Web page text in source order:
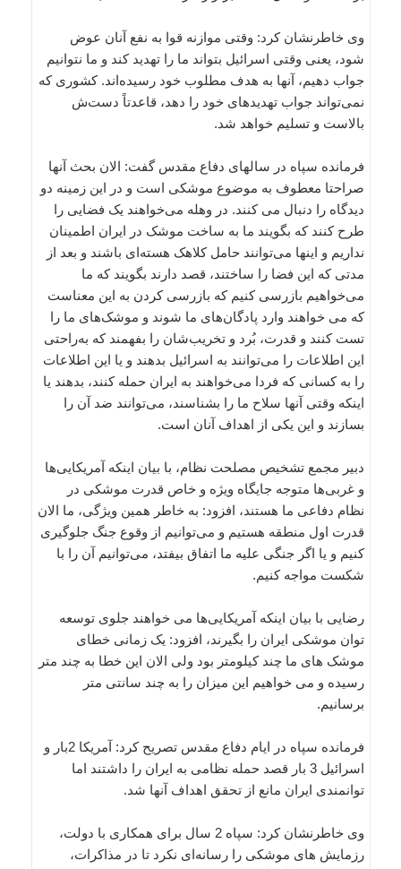
وی خاطرنشان کرد: وقتی موازنه قوا به نفع آنان عوض
شود، یعنی وقتی اسرائیل بتواند ما را تهدید کند و ما نتوانیم
جواب دهیم، آنها به هدف مطلوب خود رسیده‌اند. کشوری که
نمی‌تواند جواب تهدیدهای خود را دهد، قاعدتاً دست‌ش
بالاست و تسلیم خواهد شد.
فرمانده سپاه در سالهای دفاع مقدس گفت: الان بحث آنها
صراحتا معطوف به موضوع موشکی است و در این زمینه دو
دیدگاه را دنبال می کنند. در وهله می‌خواهند یک فضایی را
طرح کنند که بگویند ما به ساخت موشک در ایران اطمینان
نداریم و اینها می‌توانند حامل کلاهک هسته‌ای باشند و بعد از
مدتی که این فضا را ساختند، قصد دارند بگویند که ما
می‌خواهیم بازرسی کنیم که بازرسی کردن به این معناست
که می خواهند وارد پادگان‌های ما شوند و موشک‌های ما را
تست کنند و قدرت، بُرد و تخریب‌شان را بفهمند که به‌راحتی
این اطلاعات را می‌توانند به اسرائیل بدهند و یا این اطلاعات
را به کسانی که فردا می‌خواهند به ایران حمله کنند، بدهند یا
اینکه وقتی آنها سلاح ما را بشناسند، می‌توانند ضد آن را
بسازند و این یکی از اهداف آنان است.
دبیر مجمع تشخیص مصلحت نظام، با بیان اینکه آمریکایی‌ها
و غربی‌ها متوجه جایگاه ویژه و خاص قدرت موشکی‌ در
نظام دفاعی ما هستند، افزود: به خاطر همین ویژگی، ما الان
قدرت اول منطقه هستیم و می‌توانیم از وقوع جنگ جلوگیری
کنیم و یا اگر جنگی علیه ما اتفاق بیفتد، می‌توانیم آن را با
شکست مواجه کنیم.
رضایی با بیان اینکه آمریکایی‌ها می خواهند جلوی توسعه
توان موشکی ایران را بگیرند، افزود: یک زمانی خطای
موشک های ما چند کیلومتر بود ولی الان این خطا به چند متر
رسیده و می خواهیم این میزان را به چند سانتی متر
برسانیم.
فرمانده سپاه در ایام دفاع مقدس تصریح کرد: آمریکا 2بار و
اسرائیل 3 بار قصد حمله نظامی به ایران را داشتند اما
توانمندی ایران مانع از تحقق اهداف آنها شد.
وی خاطرنشان کرد: سپاه 2 سال برای همکاری با دولت،
رزمایش های موشکی را رسانه‌ای نکرد تا در مذاکرات،